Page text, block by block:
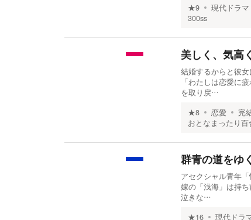
★9 現代ドラマ
300ss
美しく、気高
結婚するからと彼
「わたしは恋愛に
を取り戻…
★8 恋愛 完
おとなまったり百
群青の道をゆく
アセクシャル青年
嫁の「浅海」は持
泣きな…
★16 現代ドラ